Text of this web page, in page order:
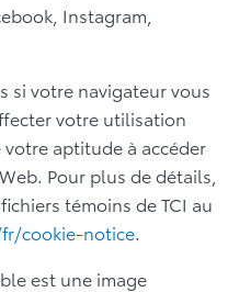
Instagram,
si votre navigateur vous
votre utilisation
votre aptitude à accéder
Pour plus de détails,
témoins de TCI au
cookie-notice
est une image